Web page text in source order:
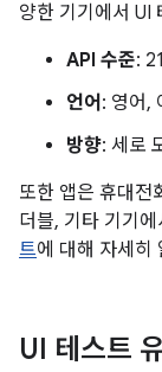
양한 기기에서 UI
API 수준:
언어 : 영어,
방향: 세로
또한 앱은 휴대전
더블, 기타 기기
트에 대해 자세히
UI 테스트